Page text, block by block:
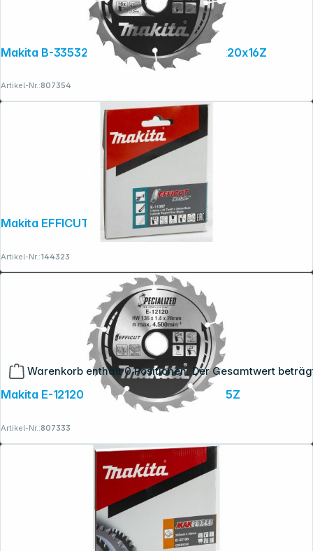
Warenkorb enthält 0 Positionen. Der Gesamtwert
Makita B-33532 SPECIALIZED Sägeb.136x20x16Z
Artikel-Nr.:807354
Makita EFFICUT Sägeb.110x34x24Z
Artikel-Nr.:144323
Makita E-12120 EFFICUT Sägeb.136x20x25Z
Artikel-Nr.:807333